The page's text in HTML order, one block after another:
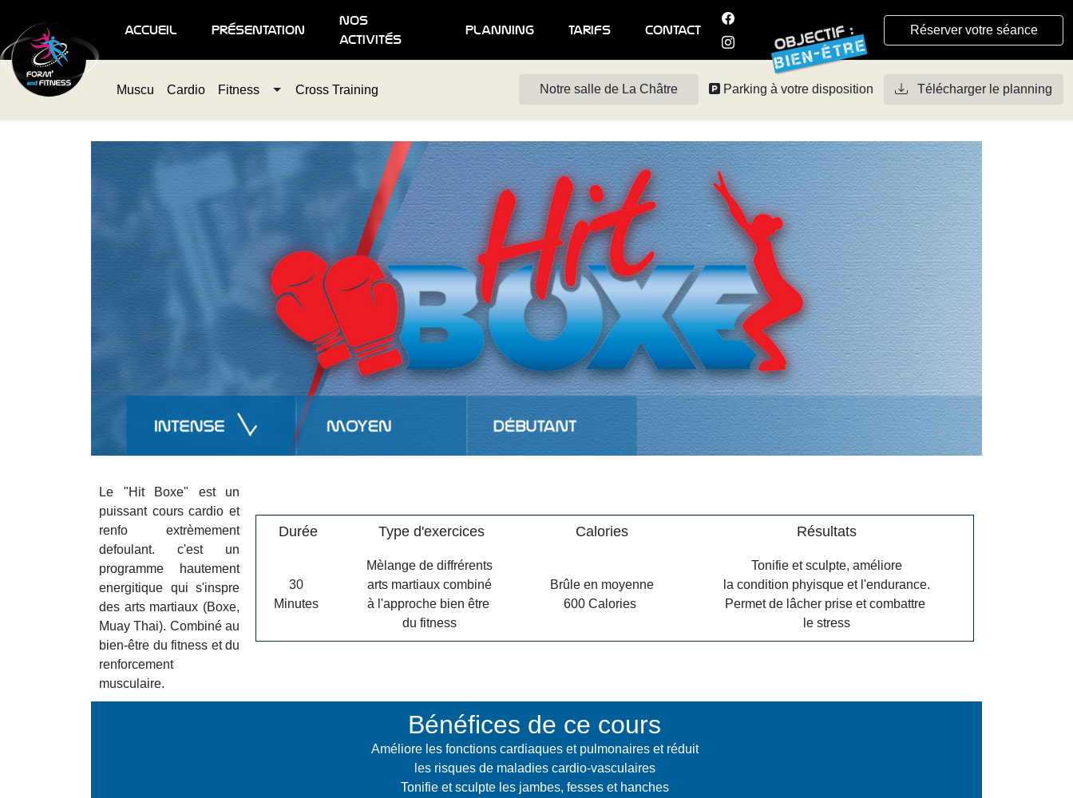
accueil présentation
nos
activités
planning tarifs contact Réserver votre séance
Muscu Cardio Fitness
Toggle Dropdown
Cross Training Notre salle de La Châtre Parking à votre disposition Télécharger le planning
Le "Hit Boxe" est un
puissant cours cardio et
renfo extrèmement
defoulant. c'est un
programme hautement
energitique qui s'inspre
des arts martiaux (Boxe,
Muay Thai). Combiné au
bien-être du fitness et du
renforcement
musculaire.
Durée Type d'exercices Calories Résultats
30
Minutes
Mèlange de diffrérents
arts martiaux combiné
à l'approche bien être
du fitness
Brûle en moyenne
600 Calories
Tonifie et sculpte, améliore
la condition phyisque et l'endurance.
Permet de lâcher prise et combattre
le stress
Bénéfices de ce cours
Améliore les fonctions cardiaques et pulmonaires et réduit
les risques de maladies cardio-vasculaires
Tonifie et sculpte les jambes, fesses et hanches